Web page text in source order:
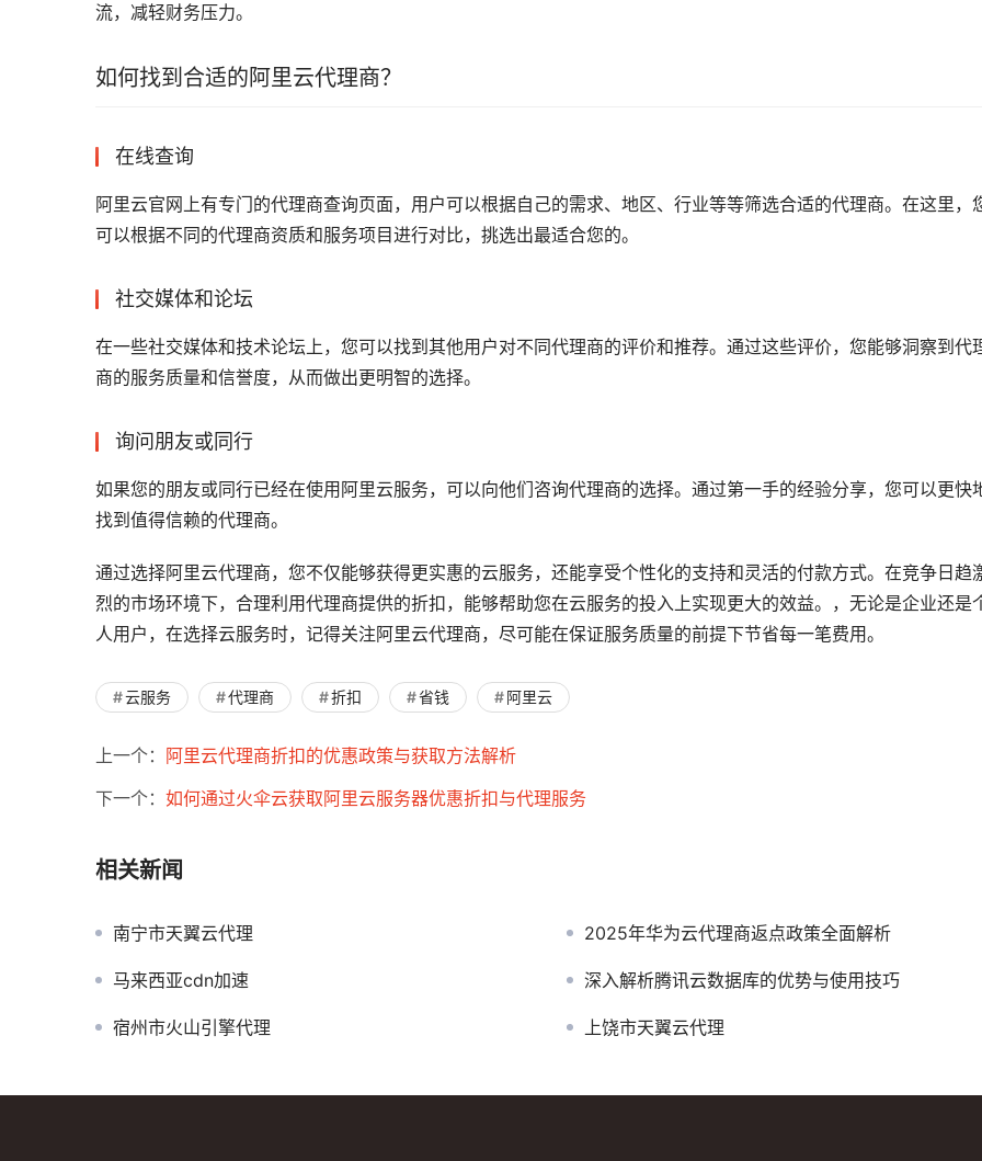
流，减轻财务压力。
如何找到合适的阿里云代理商？
在线查询
阿里云官网上有专门的代理商查询页面，用户可以根据自己的需求、地区、行业等等筛选合适的代理商。在这里，
可以根据不同的代理商资质和服务项目进行对比，挑选出最适合您的。
社交媒体和论坛
在一些社交媒体和技术论坛上，您可以找到其他用户对不同代理商的评价和推荐。通过这些评价，您能够洞察到代
商的服务质量和信誉度，从而做出更明智的选择。
询问朋友或同行
如果您的朋友或同行已经在使用阿里云服务，可以向他们咨询代理商的选择。通过第一手的经验分享，您可以更快
找到值得信赖的代理商。
通过选择阿里云代理商，您不仅能够获得更实惠的云服务，还能享受个性化的支持和灵活的付款方式。在竞争日趋
烈的市场环境下，合理利用代理商提供的折扣，能够帮助您在云服务的投入上实现更大的效益。，无论是企业还是
人用户，在选择云服务时，记得关注阿里云代理商，尽可能在保证服务质量的前提下节省每一笔费用。
云服务 代理商 折扣 省钱 阿里云
上一个： 阿里云代理商折扣的优惠政策与获取方法解析
下一个： 如何通过火伞云获取阿里云服务器优惠折扣与代理服务
相关新闻
南宁市天翼云代理 2025年华为云代理商返点政策全面解析
马来西亚cdn加速 深入解析腾讯云数据库的优势与使用技巧
宿州市火山引擎代理 上饶市天翼云代理